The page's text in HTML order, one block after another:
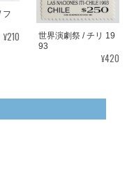
フ
¥210
世界演劇祭 / チリ 19
93
¥420